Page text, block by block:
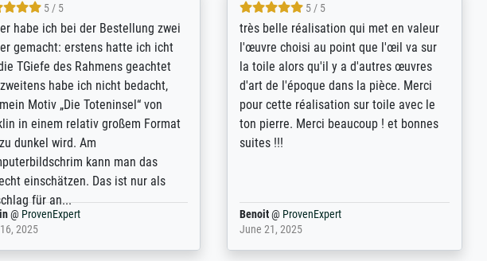
5 / 5
at Meisterdrucke strives to
its clients demands, and provides
advice on how to obtain the best
for the prints requested by the
The company has a vast
of prints to choose from, and
excellent service also with
to prints which are not in that
Highly recommended!
@ProvenExpert
2026
5 / 5
eine große Auswahl an Bildern und
deren Reproduktionsmöglichkeiten;
wurde sehr gut durch die einzelnen
Bestellkriterien geführt, verständliche
Erklärungen, z.B. mit Bilddarstellungen,
werde auf jeden Fall meine guten
Erfahrungen weitergeben.
Anonym@ProvenExpert
May 13, 2026